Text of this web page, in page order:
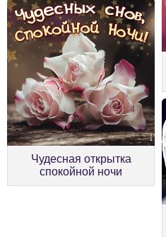
Чудесная открытка
спокойной ночи